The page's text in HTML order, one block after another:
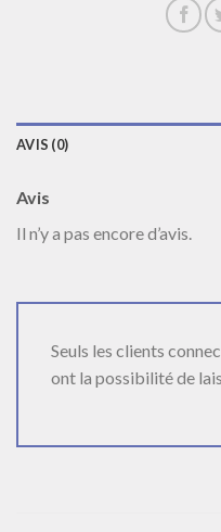
AVIS (0)
Avis
Il n’y a pas encore d’avis.
Seuls les clients
ont la possibilité de